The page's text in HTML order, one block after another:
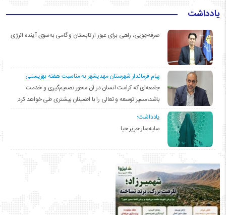
یادداشت
صرفه‌جویی، راهی برای عبور از تابستان و گامی به‌سوی آینده انرژی
پیام فرماندار شهرستان مهدیشهر به مناسبت هفته بهزیستی:
جامعه‌ای که کرامت انسان در آن محور تصمیم‌گیری و خدمت
باشد،مسیر توسعه و تعالی را با اطمینان بیشتری طی خواهد کرد.
یادداشت؛
سایه‌سار حریر حیا